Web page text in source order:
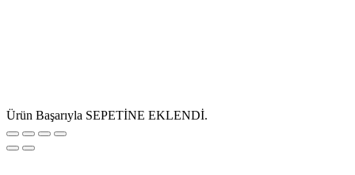
Ürün Başarıyla SEPETİNE EKLENDİ.